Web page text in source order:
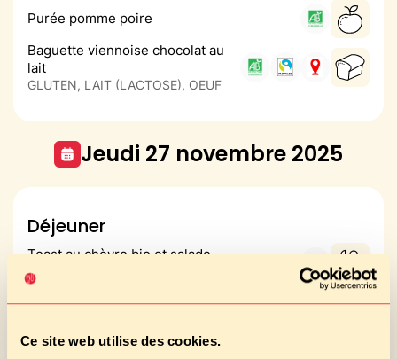
Ce site web utilise des cookies.
Purée pomme poire
Baguette viennoise chocolat au
lait
GLUTEN, LAIT (LACTOSE), OEUF
jeudi 27 novembre 2025
Déjeuner
Toast au chèvre bio et salade
GLUTEN, LAIT (LACTOSE)
Carré d'épeautre aux légumes -